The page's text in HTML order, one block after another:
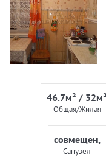
46.7м² / 32м²
Общая/Жилая
совмещен,
Санузел